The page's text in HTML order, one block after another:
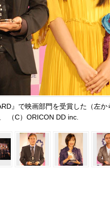
』で映画部門を受賞した（左か
（C）ORICON DD inc.